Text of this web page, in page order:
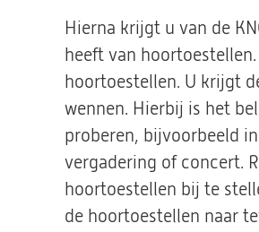
Hierna krijgt u van de
heeft van
hoortoestellen. U krijgt
wennen. Hierbij is het
proberen, bijvoorbeeld
vergadering of concert.
hoortoestellen bij te
de hoortoestellen naar